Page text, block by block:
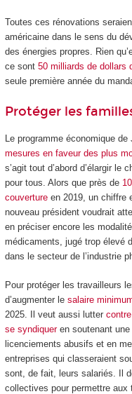
Toutes ces rénovations
américaine dans le sens du
des énergies propres. Rien
ce sont 50 milliards de dollars
seule première année du
Protéger les
Le programme économique
mesures en faveur des plus
s’agit tout d’abord d’élargir le
pour tous. Alors que près de
couvertureen 2019, un chiffre
nouveau président voudrait
en préciser encore les
médicaments, jugé trop élevé
dans le secteur de l’industrie
Pour protéger les travailleurs
d’augmenter le salaire
2025. Il veut aussi lutter
se syndiqueren soutenant une
licenciements abusifs et en
entreprises qui classeraient
sont, de fait, leurs salariés. Il
collectives pour permettre aux